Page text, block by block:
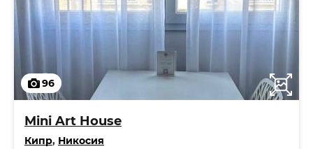
96
Mini Art House
Кипр, Никосия